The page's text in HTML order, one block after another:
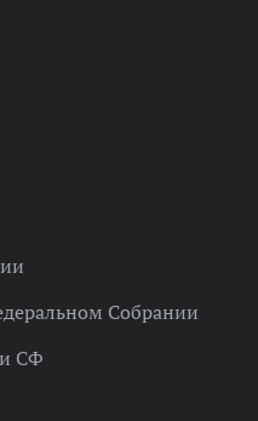
Собрании
СФ